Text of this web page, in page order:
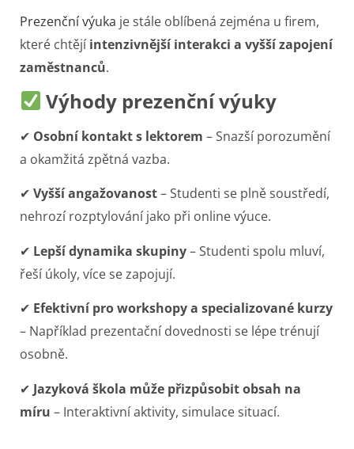
Prezenční výuka je stále oblíbená zejména u firem,
které chtějí intenzivnější interakci a vyšší zapojení
zaměstnanců.
Výhody prezenční výuky
✔ Osobní kontakt s lektorem – Snazší porozumění
a okamžitá zpětná vazba.
✔ Vyšší angažovanost– Studenti se plně soustředí,
nehrozí rozptylování jako při online výuce.
✔ Lepší dynamika skupiny– Studenti spolu mluví,
řeší úkoly, více se zapojují.
✔ Efektivní pro workshopy a specializované kurzy
– Například prezentační dovednosti se lépe trénují
osobně.
✔ Jazyková škola může přizpůsobit obsah na
míru – Interaktivní aktivity, simulace situací.